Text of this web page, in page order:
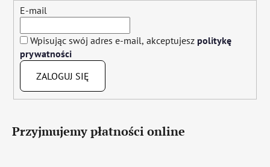
E-mail
Wpisując swój adres e-mail, akceptujesz politykę
prywatności
ZALOGUJ SIĘ
Przyjmujemy płatności online